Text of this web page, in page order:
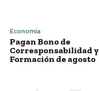
Economía
Pagan Bono de
Corresponsabilidad y
Formación de agosto